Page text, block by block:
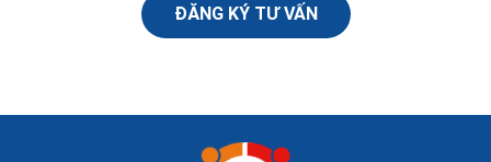
ĐĂNG KÝ TƯ VẤN